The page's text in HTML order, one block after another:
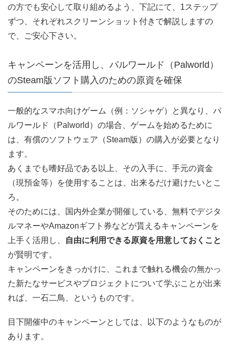
の方でも安心して取り組めるよう、下記にて、1ステップ
ずつ、それぞれスクリーンショット付きで解説しますの
で、ご安心下さい。
キャンペーンを活用し、パルワールド（Palworld）
のSteam版ソフト購入のための原資を確保
一般的なスマホ向けゲーム（例：ソシャゲ）と異なり、パ
ルワールド（Palworld）の場合、ゲームを始めるために
は、有償のソフトウェア（Steam版）の購入が必要となり
ます。
あくまでも嗜好品である以上、その入手に、手元の資金
（現預金等）を使用することは、出来るだけ避けたいとこ
ろ。
そのためには、国内外企業が開催している、無料でデジタ
ルマネーやAmazonギフト券などが貰えるキャンペーンを
上手く活用し、
自由に利用できる原資を用意しておくこと
が賢明です。
キャンペーンをきっかけに、これまで触れる機会の無かっ
た新たなサービスやプロジェクトについて学ぶことが出来
れば、一石二鳥、というものです。
目下開催中のキャンペーンとしては、以下のようなものが
あります。